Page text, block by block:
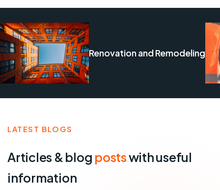
Renovation and Remodeling
LATEST BLOGS
Articles & blog postswith useful
information